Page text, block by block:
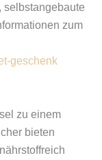
selbstangebaute
zum
geschenk
zu einem
bieten